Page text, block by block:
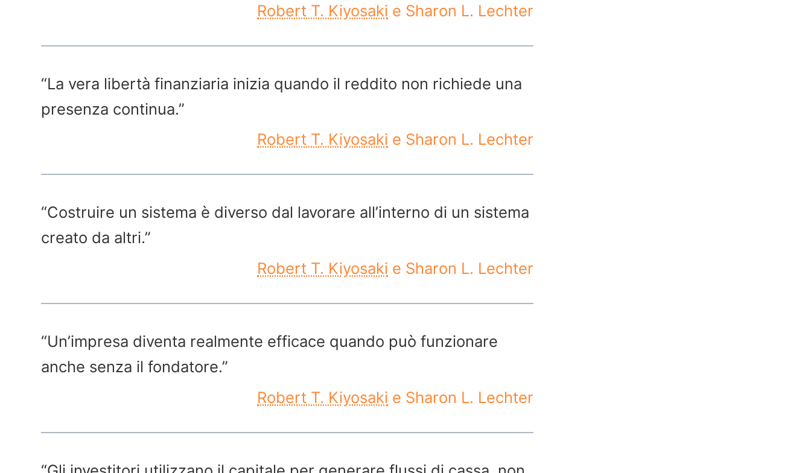
Robert T. Kiyosaki e Sharon L. Lechter
“La vera libertà finanziaria inizia quando il reddito non richiede una
presenza continua.”
Robert T. Kiyosaki e Sharon L. Lechter
“Costruire un sistema è diverso dal lavorare all’interno di un sistema
creato da altri.”
Robert T. Kiyosaki e Sharon L. Lechter
“Un’impresa diventa realmente efficace quando può funzionare
anche senza il fondatore.”
Robert T. Kiyosaki e Sharon L. Lechter